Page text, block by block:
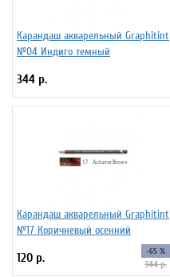
Карандаш акварельный Graphitint
№04 Индиго темный
344 р.
Карандаш акварельный Graphitint
№17 Коричневый осенний
120 р. -65 %
344 р.